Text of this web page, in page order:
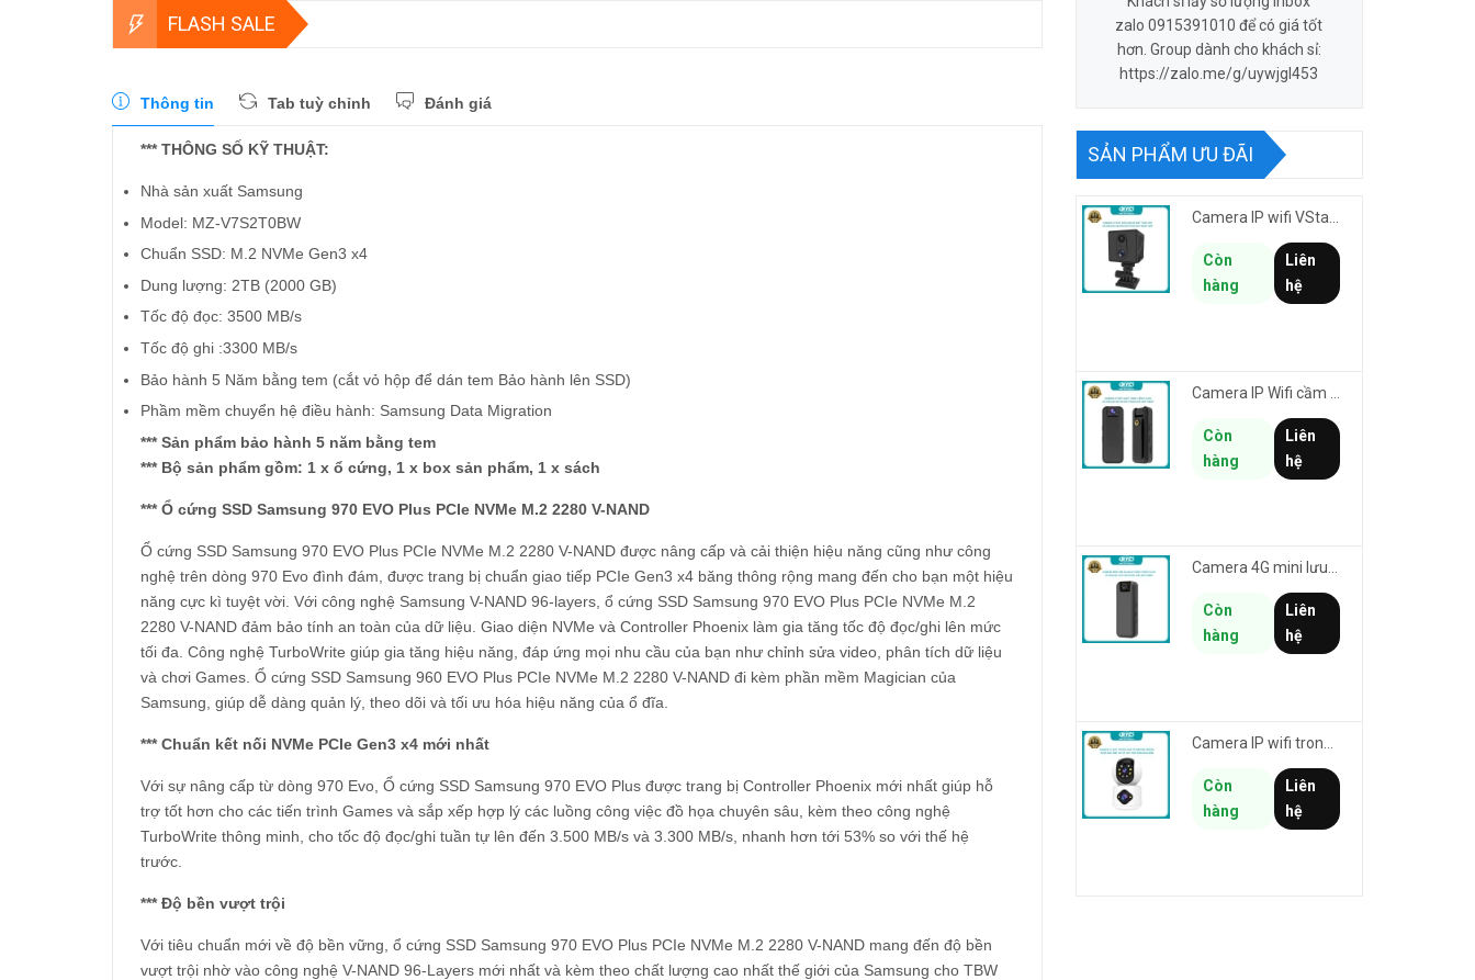
FLASH SALE
Thông tin Tab tuỳ chỉnh Đánh giá
*** THÔNG SỐ KỸ THUẬT:
Nhà sản xuất Samsung
Model: MZ-V7S2T0BW
Chuẩn SSD: M.2 NVMe Gen3 x4
Dung lượng: 2TB (2000 GB)
Tốc độ đọc: 3500 MB/s
Tốc độ ghi :3300 MB/s
Bảo hành 5 Năm bằng tem (cắt vỏ hộp để dán tem Bảo hành lên SSD)
Phầm mềm chuyển hệ điều hành: Samsung Data Migration
*** Sản phẩm bảo hành 5 năm bằng tem
*** Bộ sản phẩm gồm: 1 x ổ cứng, 1 x box sản phẩm, 1 x sách
*** Ổ cứng SSD Samsung 970 EVO Plus PCIe NVMe M.2 2280 V-NAND
Ổ cứng SSD Samsung 970 EVO Plus PCIe NVMe M.2 2280 V-NAND được nâng cấp và cải thiện hiệu năng cũng như công
nghệ trên dòng 970 Evo đình đám, được trang bị chuẩn giao tiếp PCIe Gen3 x4 băng thông rộng mang đến cho bạn một hiệu
năng cực kì tuyệt vời. Với công nghệ Samsung V-NAND 96-layers, ổ cứng SSD Samsung 970 EVO Plus PCIe NVMe M.2
2280 V-NAND đảm bảo tính an toàn của dữ liệu. Giao diện NVMe và Controller Phoenix làm gia tăng tốc độ đọc/ghi lên mức
tối đa. Công nghệ TurboWrite giúp gia tăng hiệu năng, đáp ứng mọi nhu cầu của bạn như chỉnh sửa video, phân tích dữ liệu
và chơi Games. Ổ cứng SSD Samsung 960 EVO Plus PCIe NVMe M.2 2280 V-NAND đi kèm phần mềm Magician của
Samsung, giúp dễ dàng quản lý, theo dõi và tối ưu hóa hiệu năng của ổ đĩa.
*** Chuẩn kết nối NVMe PCIe Gen3 x4 mới nhất
Với sự nâng cấp từ dòng 970 Evo, Ổ cứng SSD Samsung 970 EVO Plus được trang bị Controller Phoenix mới nhất giúp hỗ
trợ tốt hơn cho các tiến trình Games và sắp xếp hợp lý các luồng công việc đồ họa chuyên sâu, kèm theo công nghệ
TurboWrite thông minh, cho tốc độ đọc/ghi tuần tự lên đến 3.500 MB/s và 3.300 MB/s, nhanh hơn tới 53% so với thế hệ
trước.
*** Độ bền vượt trội
Với tiêu chuẩn mới về độ bền vững, ổ cứng SSD Samsung 970 EVO Plus PCIe NVMe M.2 2280 V-NAND mang đến độ bền
vượt trội nhờ vào công nghệ V-NAND 96-Layers mới nhất và kèm theo chất lượng cao nhất thế giới của Samsung cho TBW
zalo 0915391010 để có giá tốt
hơn. Group dành cho khách sỉ:
https://zalo.me/g/uywjgl453
SẢN PHẨM ƯU ĐÃI
Camera IP wifi VStarcam CB70W pin 2000mAh 3MP FullHD 1080P - ghi hành trình làm Vlog cầm tay cài áo
Còn
hàng
Liên
hệ
Còn
hàng
Liên
hệ
Camera 4G mini lưu hành trình VSTARCAM CB77 phân giải 3MP FullHD 1080P - Action cam quay Vlog
Còn
hàng
Liên
hệ
Còn
hàng
Liên
hệ